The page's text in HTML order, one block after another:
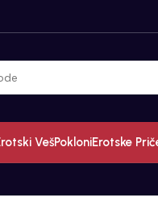
VešPokloniErotske